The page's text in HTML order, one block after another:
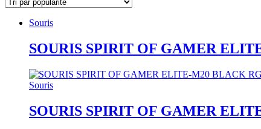
Souris
SOURIS SPIRIT OF GAMER
Souris
SOURIS SPIRIT OF GAMER